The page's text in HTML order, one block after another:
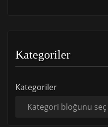
Kategoriler
Kategoriler